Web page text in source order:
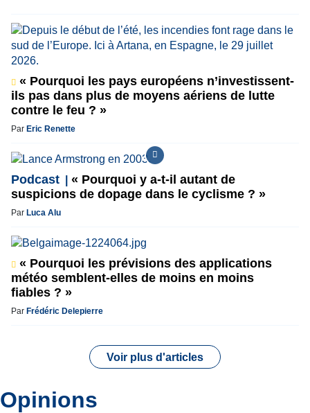
« Pourquoi les pays européens n’investissent-
ils pas dans plus de moyens aériens de lutte
contre le feu ? »
Par Eric Renette
Podcast
« Pourquoi y a-t-il autant de
suspicions de dopage dans le cyclisme ? »
Par Luca Alu
« Pourquoi les prévisions des applications
météo semblent-elles de moins en moins
fiables ? »
Par Frédéric Delepierre
Voir plus d'articles
Opinions